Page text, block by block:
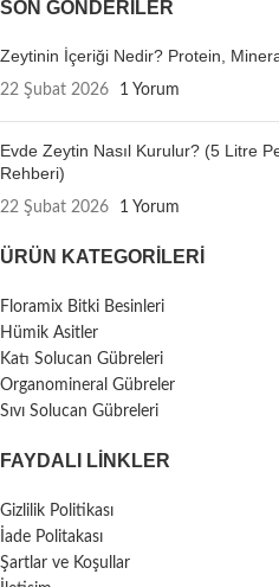
SON GÖNDERILER
Zeytinin İçeriği Nedir? Protein,
22 Şubat 2026 1 Yorum
Evde Zeytin Nasıl Kurulur? (5 Litre
Rehberi)
22 Şubat 2026 1 Yorum
ÜRÜN KATEGORILERI
Floramix Bitki Besinleri
Hümik Asitler
Katı Solucan Gübreleri
Organomineral Gübreler
Sıvı Solucan Gübreleri
FAYDALI LİNKLER
Gizlilik Politikası
İade Politakası
Şartlar ve Koşullar